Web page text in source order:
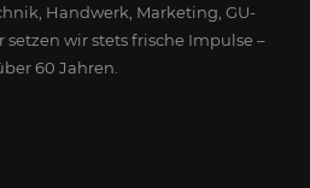
Handwerk, Marketing, GU-
wir stets frische Impulse –
60 Jahren.